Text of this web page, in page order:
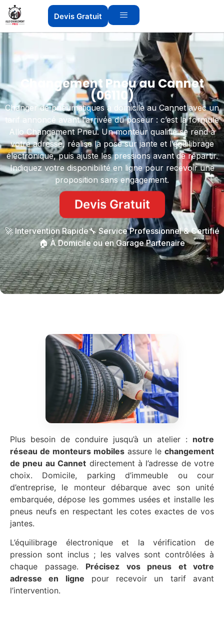
Devis Gratuit
Changement Pneu au Cannet
(06110)
Changer de pneumatiques à domicile au Cannet avec un
tarif annoncé avant l’arrivée du poseur : c’est la formule
Allo Changement Pneu. Un monteur qualifié se rend à
votre adresse, réalise la pose sur jante et l’équilibrage
électronique, puis ajuste les pressions avant de repartir.
Indiquez votre disponibilité en ligne pour recevoir une
proposition sans engagement.
Devis Gratuit
🚀 Intervention Rapide🔧 Service Professionnel & Certifié
🏠 À Domicile ou en Garage Partenaire
Plus besoin de conduire jusqu’à un atelier : notre
réseau de monteurs mobiles assure le changement
de pneu au Cannet directement à l’adresse de votre
choix. Domicile, parking d’immeuble ou cour
d’entreprise, le monteur débarque avec son unité
embarquée, dépose les gommes usées et installe les
pneus neufs en respectant les cotes exactes de vos
jantes.
L’équilibrage électronique et la vérification de
pression sont inclus ; les valves sont contrôlées à
chaque passage. Précisez vos pneus et votre
adresse en ligne pour recevoir un tarif avant
l’intervention.